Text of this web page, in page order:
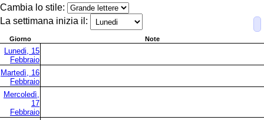
Cambia lo stile:
La settimana inizia il:
Giorno Note
Lunedi, 15
Febbraio
Martedì, 16
Febbraio
Mercoledì,
17
Febbraio